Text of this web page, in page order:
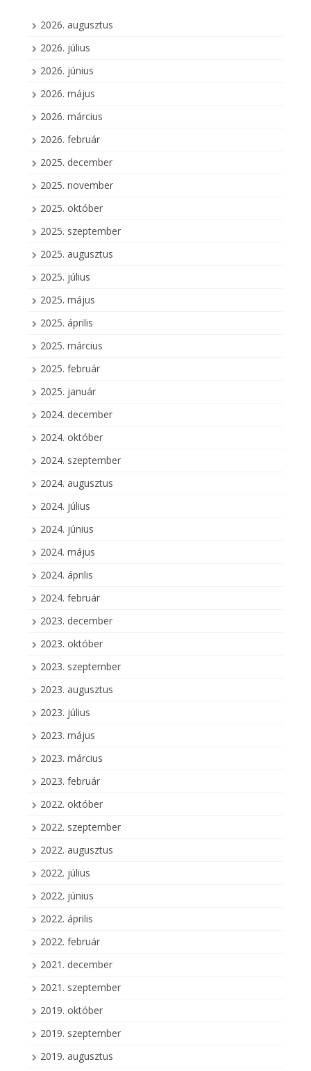
2026. augusztus
2026. július
2026. június
2026. május
2026. március
2026. február
2025. december
2025. november
2025. október
2025. szeptember
2025. augusztus
2025. július
2025. május
2025. április
2025. március
2025. február
2025. január
2024. december
2024. október
2024. szeptember
2024. augusztus
2024. július
2024. június
2024. május
2024. április
2024. február
2023. december
2023. október
2023. szeptember
2023. augusztus
2023. július
2023. május
2023. március
2023. február
2022. október
2022. szeptember
2022. augusztus
2022. július
2022. június
2022. április
2022. február
2021. december
2021. szeptember
2019. október
2019. szeptember
2019. augusztus